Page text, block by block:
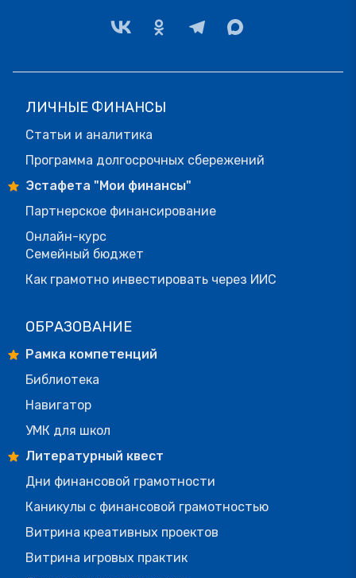
ЛИЧНЫЕ ФИНАНСЫ
Статьи и аналитика
Программа долгосрочных сбережений
Эстафета "Мои финансы"
Партнерское финансирование
Онлайн-курс
Семейный бюджет
Как грамотно инвестировать через ИИС
ОБРАЗОВАНИЕ
Рамка компетенций
Библиотека
Навигатор
УМК для школ
Литературный квест
Дни финансовой грамотности
Каникулы с финансовой грамотностью
Витрина креативных проектов
Витрина игровых практик